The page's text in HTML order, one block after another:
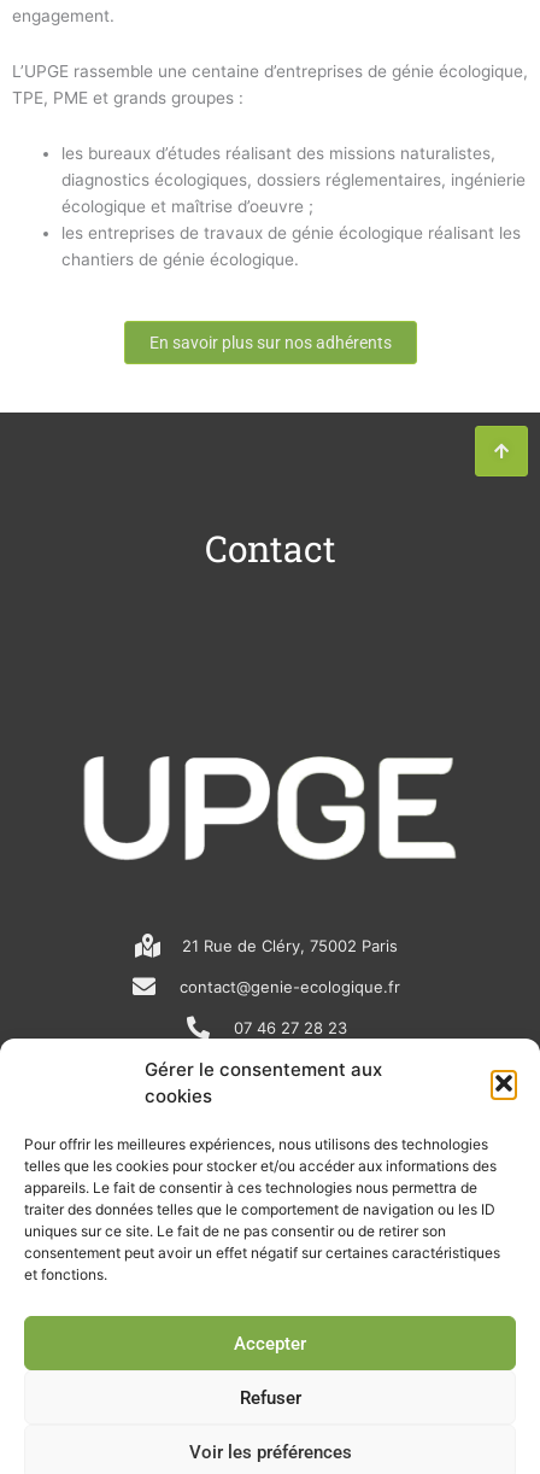
Gérer le consentement aux
cookies
Pour offrir les meilleures expériences, nous utilisons des technologies
telles que les cookies pour stocker et/ou accéder aux informations des
appareils. Le fait de consentir à ces technologies nous permettra de
traiter des données telles que le comportement de navigation ou les ID
uniques sur ce site. Le fait de ne pas consentir ou de retirer son
consentement peut avoir un effet négatif sur certaines caractéristiques
et fonctions.
Accepter
Refuser
Voir les préférences
engagement.
L’UPGE rassemble une centaine d’entreprises de génie écologique,
TPE, PME et grands groupes :
les bureaux d’études réalisant des missions naturalistes,
diagnostics écologiques, dossiers réglementaires, ingénierie
écologique et maîtrise d’oeuvre ;
les entreprises de travaux de génie écologique réalisant les
chantiers de génie écologique.
En savoir plus sur nos adhérents
Contact
21 Rue de Cléry, 75002 Paris
contact@genie-ecologique.fr
07 46 27 28 23
N
e
w
s
p
p
e
i
n
k
e
i
n
o
u
t
u
e
RECEVOIR L'ACTU DE LA FILIÈRE
Retrouvez tous les mois les articles terrain de nos adhérents, les
rendez-vous importants de la filière, nos offres de stages et
Je m'abonne à la lettre d'info